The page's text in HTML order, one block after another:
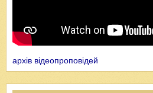
архів відеопроповідей